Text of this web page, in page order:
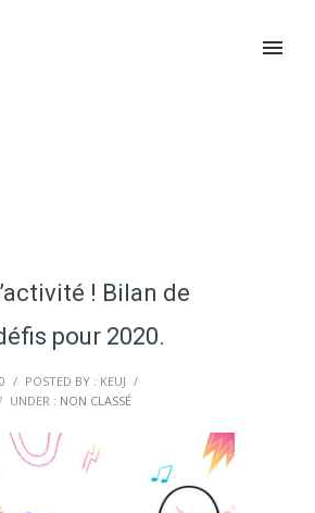
! Bilan de
pour 2020.
/ POSTED BY : KEUJ /
UNDER : NON CLASSÉ